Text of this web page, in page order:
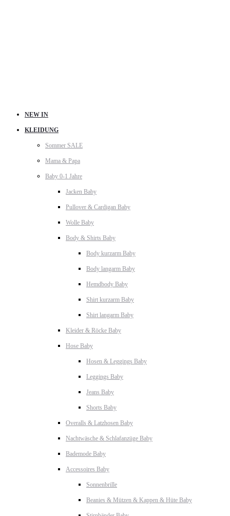
NEW IN
KLEIDUNG
Sommer SALE
Mama & Papa
Baby 0-1 Jahre
Jacken Baby
Pullover & Cardigan Baby
Wolle Baby
Body & Shirts Baby
Body kurzarm Baby
Body langarm Baby
Hemdbody Baby
Shirt kurzarm Baby
Shirt langarm Baby
Kleider & Röcke Baby
Hose Baby
Hosen & Leggings Baby
Leggings Baby
Jeans Baby
Shorts Baby
Overalls & Latzhosen Baby
Nachtwäsche & Schlafanzüge Baby
Bademode Baby
Accessoires Baby
Sonnenbrille
Beanies & Mützen & Kappen & Hüte Baby